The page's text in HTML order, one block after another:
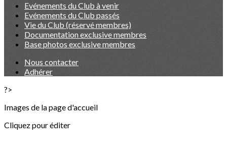
Evénements du Club à venir
Evénements du Club passés
Vie du Club (réservé membres)
Documentation exclusive membres
Base photos exclusive membres
Nous contacter
Adhérer
?>
Images de la page d'accueil
Cliquez pour éditer